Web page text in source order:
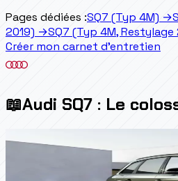
Pages dédiées :SQ7 (Typ 4M) →
2019) →SQ7 (Typ 4M,
Créer mon carnet d'entretien
📖Audi SQ7 : Le